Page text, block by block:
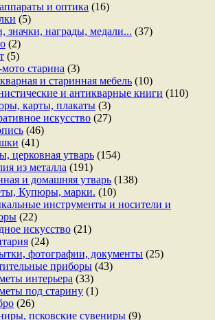
и оптика (16)
(5)
значки, награды, медали... (37)
(2)
(5)
старина (3)
и старинная мебель (10)
и антикварные книги (110)
карты, плакаты (3)
искусство (27)
(46)
(41)
церковная утварь (154)
из металла (191)
и домашняя утварь (138)
Купюры, марки. (10)
инструменты и носители и
(22)
искусство (21)
(24)
фотографии, документы (25)
приборы (43)
интерьера (33)
под старину (1)
(26)
псковские сувениры (9)